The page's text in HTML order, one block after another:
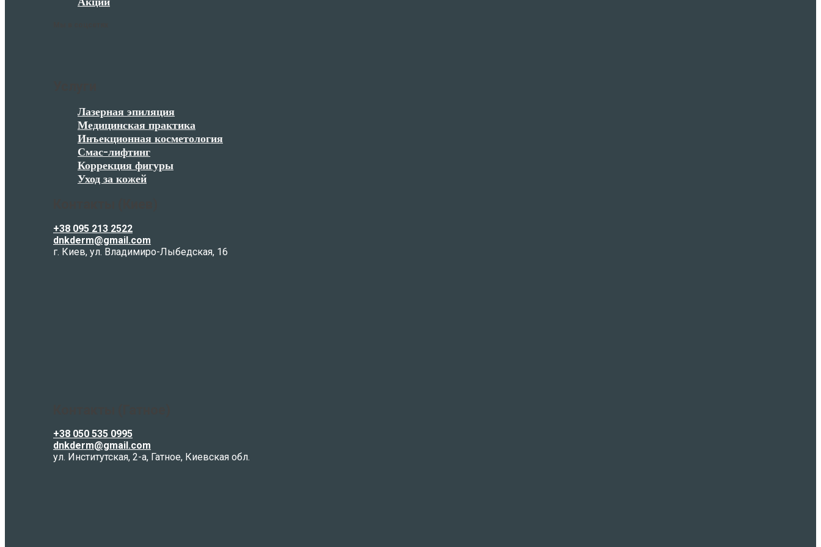
Лазерная эпиляция
Медицинская практика
Инъекционная косметология
Смас-лифтинг
Коррекция фигуры
Уход за кожей
+38 095 213 2522
dnkderm@gmail.com
г. Киев, ул. Владимиро-Лыбедская, 16
+38 050 535 0995
dnkderm@gmail.com
ул. Институтская, 2-а, Гатное, Киевская обл.